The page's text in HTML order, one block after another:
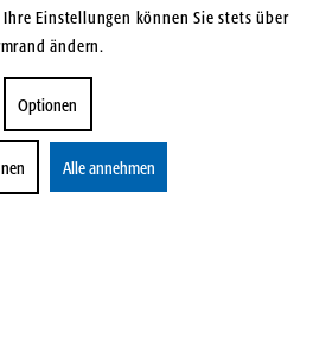
Einstellungen können Sie stets über
ändern.
Optionen
Alle annehmen